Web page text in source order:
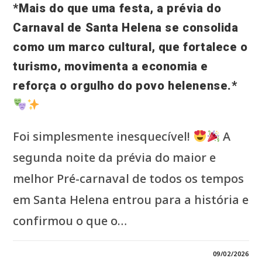
*Mais do que uma festa, a prévia do
Carnaval de Santa Helena se consolida
como um marco cultural, que fortalece o
turismo, movimenta a economia e
reforça o orgulho do povo helenense.*
Foi simplesmente inesquecível!
A
segunda noite da prévia do maior e
melhor Pré-carnaval de todos os tempos
em Santa Helena entrou para a história e
confirmou o que o…
09/02/2026